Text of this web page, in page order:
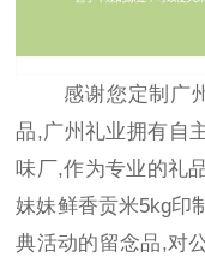
感谢您定制广州
品,广州礼业拥有自
味厂,作为专业的礼
妹妹鲜香贡米5kg印
典活动的留念品,对